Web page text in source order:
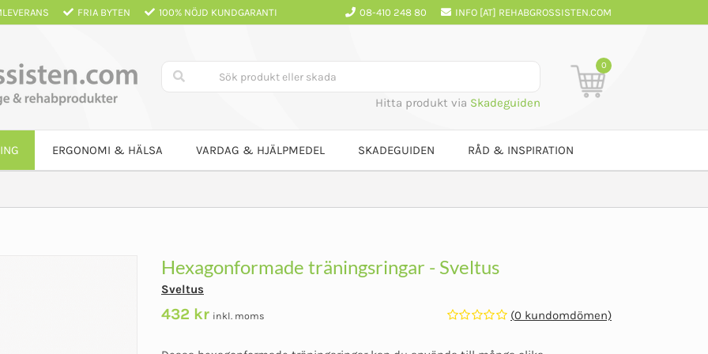
FRIA BYTEN 100% NÖJD KUNDGARANTI 08-410 248 80 INFO [AT] REHABGROSSISTEN.COM
Hitta produkt via Skadeguiden
0
ERGONOMI & HÄLSA VARDAG & HJÄLPMEDEL SKADEGUIDEN RÅD & INSPIRATION
Hexagonformade träningsringar - Sveltus
Sveltus
432 kr inkl. moms (0 kundomdömen)